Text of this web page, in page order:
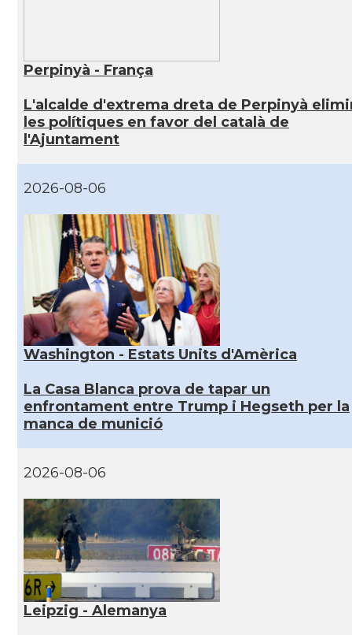
Perpinyà - França
L'alcalde d'extrema dreta de Perpinyà
les polítiques en favor del català de
l'Ajuntament
2026-08-06
Washington - Estats Units d'Amèrica
La Casa Blanca prova de tapar un
enfrontament entre Trump i Hegseth per la
manca de munició
2026-08-06
Leipzig - Alemanya